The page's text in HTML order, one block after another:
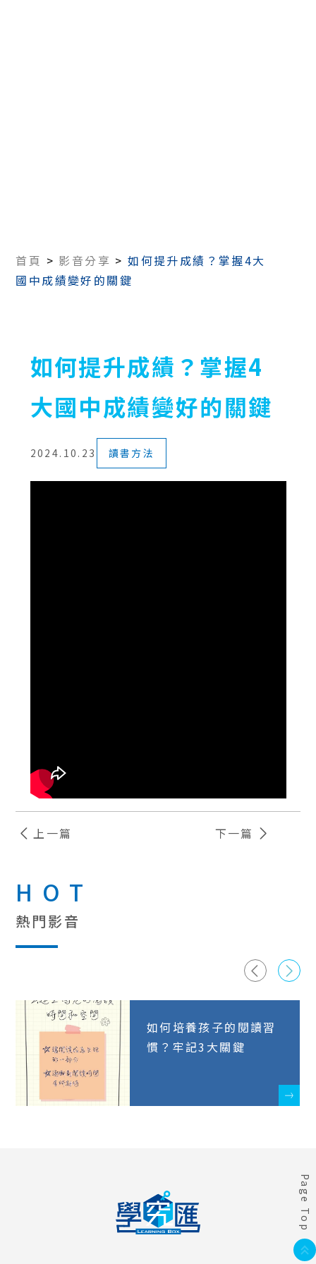
首頁 > 影音分享 >如何提升成績？掌握4大
國中成績變好的關鍵
如何提升成績？掌握4
大國中成績變好的關鍵
2024.10.23 讀書方法
上一篇 下一篇
如何培養孩子的閱讀習
慣？牢記3大關鍵
HOT
熱門影音
Page Top